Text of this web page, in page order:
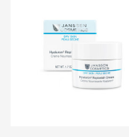
Zurücksetzen